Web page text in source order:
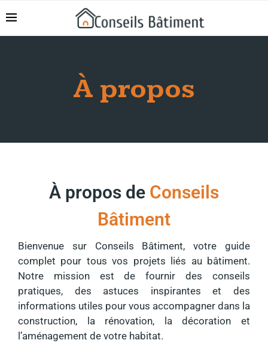
À propos
À propos de Conseils
Bâtiment
Bienvenue sur Conseils Bâtiment, votre guide
complet pour tous vos projets liés au bâtiment.
Notre mission est de fournir des conseils
pratiques, des astuces inspirantes et des
informations utiles pour vous accompagner dans la
construction, la rénovation, la décoration et
l’aménagement de votre habitat.